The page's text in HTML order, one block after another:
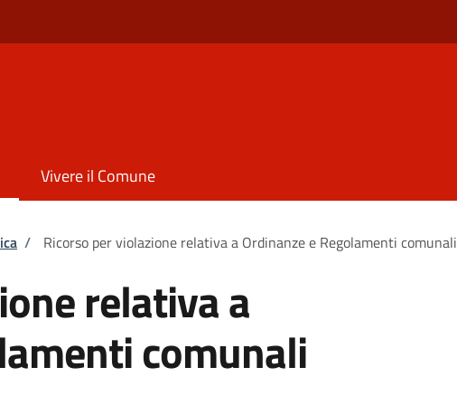
Vivere il Comune
/ Ricorso per violazione relativa a Ordinanze e Regolamenti comunali
relativa a
comunali